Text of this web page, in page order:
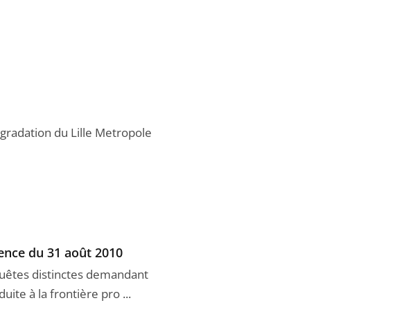
du Lille Metropole
du 31 août 2010
distinctes demandant
à la frontière pro ...